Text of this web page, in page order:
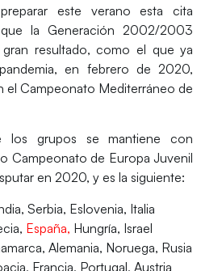
este verano esta cita
la Generación 2002/2003
resultado, como el que ya
en febrero de 2020,
el Campeonato Mediterráneo de
los grupos se mantiene con
Campeonato de Europa Juvenil
en 2020, y es la siguiente:
Serbia, Eslovenia, Italia
España, Hungría, Israel
Alemania, Noruega, Rusia
Francia, Portugal, Austria